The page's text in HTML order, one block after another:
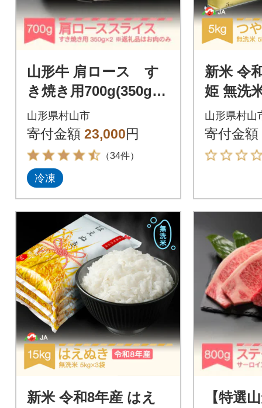
山形牛 肩ロース す
き焼き用700g(350g×2
P)
山形県村山市
寄付金額 23,000円
（34件）
冷凍
新米 令
姫 無洗
山形県村山
寄付金額
新米 令和8年産 はえ
【特選